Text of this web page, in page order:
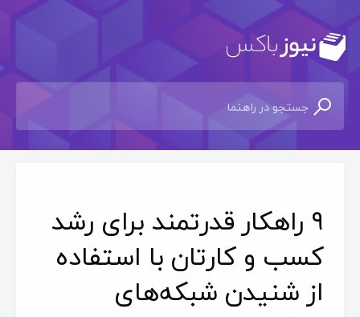
۹ راهکار قدرتمند برای رشد
کسب و کارتان با استفاده
از شنیدن شبکه‌های